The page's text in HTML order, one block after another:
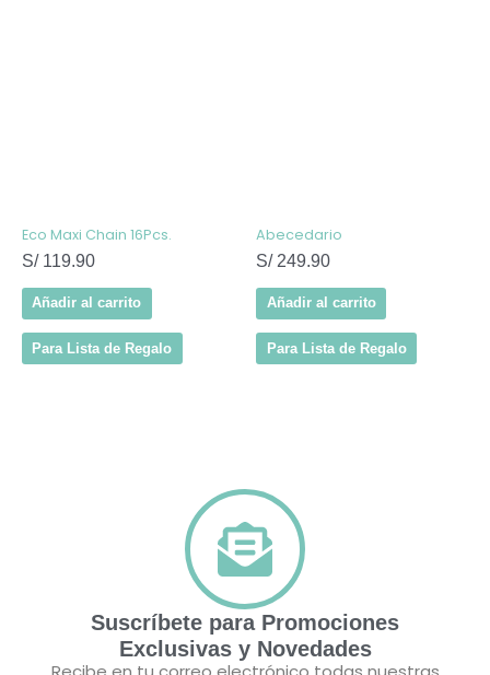
Eco Maxi Chain 16Pcs.
S/119.90
Añadir al carrito
Para Lista de Regalo
Abecedario
S/249.90
Añadir al carrito
Para Lista de Regalo
Suscríbete para Promociones
Exclusivas y Novedades